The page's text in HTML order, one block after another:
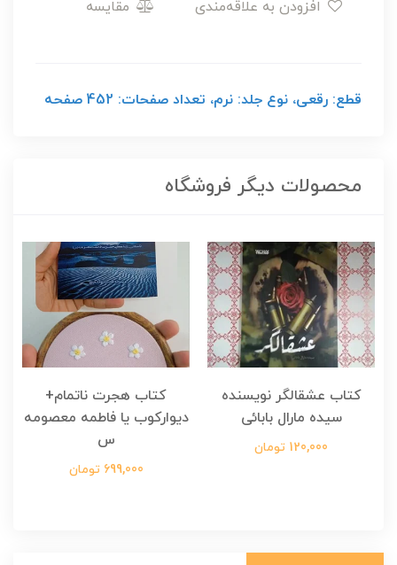
مقایسه
قطع: رقعی، نوع جلد: نرم، تعداد صفحات: 452 صفحه
محصولات دیگر فروشگاه
کتاب عشقالگر نویسنده
سیده مارال بابائی
120,000 تومان
کتاب هجرت ناتمام+
دیوارکوب یا فاطمه معصومه
س
699,000 تومان